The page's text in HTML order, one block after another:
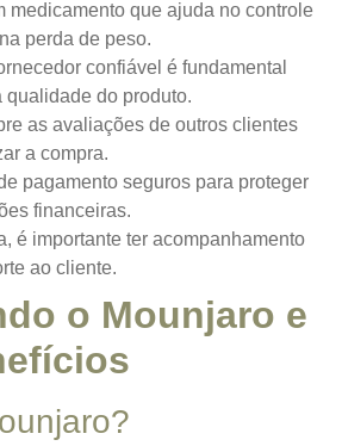
medicamento que ajuda no controle
perda de peso.
confiável é fundamental
qualidade do produto.
as avaliações de outros clientes
a compra.
pagamento seguros para proteger
financeiras.
é importante ter acompanhamento
ao cliente.
o Mounjaro e